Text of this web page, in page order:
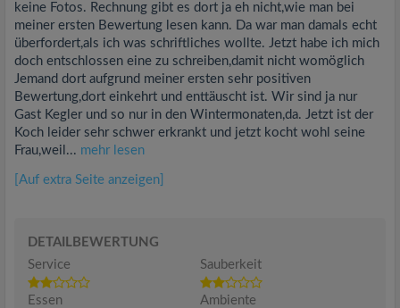
keine Fotos. Rechnung gibt es dort ja eh nicht,wie man bei
meiner ersten Bewertung lesen kann. Da war man damals echt
überfordert,als ich was schriftliches wollte. Jetzt habe ich mich
doch entschlossen eine zu schreiben,damit nicht womöglich
Jemand dort aufgrund meiner ersten sehr positiven
Bewertung,dort einkehrt und enttäuscht ist. Wir sind ja nur
Gast Kegler und so nur in den Wintermonaten,da. Jetzt ist der
Koch leider sehr schwer erkrankt und jetzt kocht wohl seine
Frau,weil... mehr lesen
[Auf extra Seite anzeigen]
DETAILBEWERTUNG
Service
Sauberkeit
Essen Ambiente